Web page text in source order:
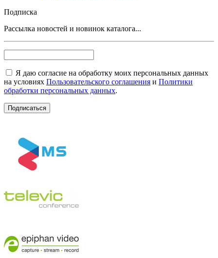
Подписка
Рассылка новостей и новинок каталога...
Я даю согласие на обработку моих персональных данных
на условиях Пользовательского соглашения и Политики
обработки персональных данных.